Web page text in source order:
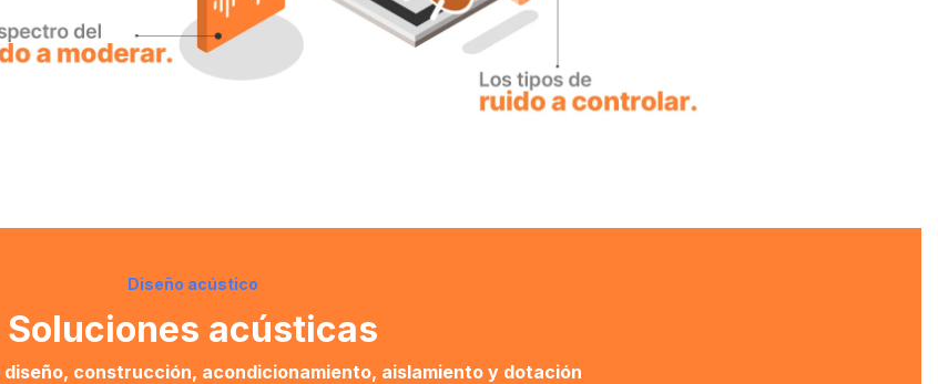
Diseño acústico
Soluciones acústicas
diseño, construcción, acondicionamiento, aislamiento y dotación